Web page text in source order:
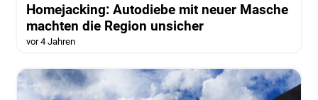
Homejacking: Autodiebe mit neuer Masche
machten die Region unsicher
vor 4 Jahren